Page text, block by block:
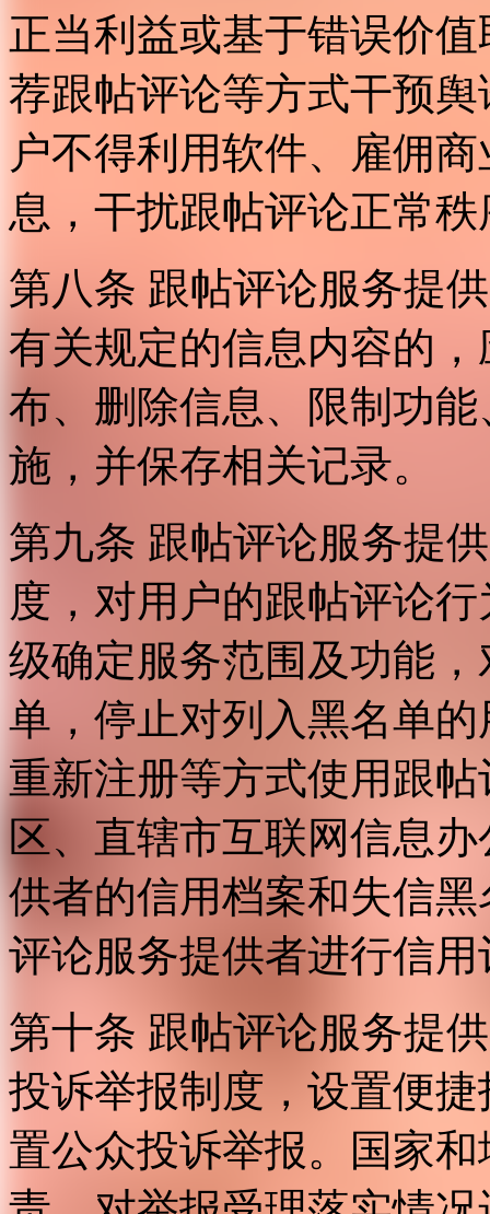
正当利益或基于错误价
荐跟帖评论等方式干预
户不得利用软件、雇佣
息，干扰跟帖评论正常
第八条 跟帖评论服务提
有关规定的信息内容的
布、删除信息、限制功
施，并保存相关记录。
第九条 跟帖评论服务提
度，对用户的跟帖评论
级确定服务范围及功能
单，停止对列入黑名单
重新注册等方式使用跟
区、直辖市互联网信息
供者的信用档案和失信
评论服务提供者进行信用
第十条 跟帖评论服务提
投诉举报制度，设置便
置公众投诉举报。国家